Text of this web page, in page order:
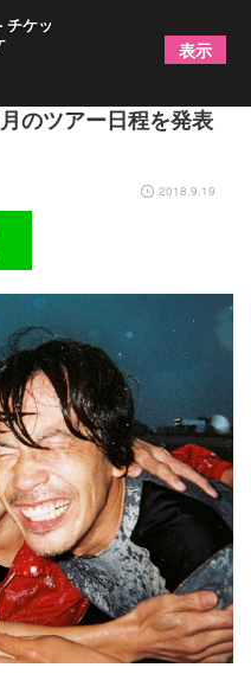
ィングする「ソング
のツアー日程を発表
2018.9.19
チケッ
表示